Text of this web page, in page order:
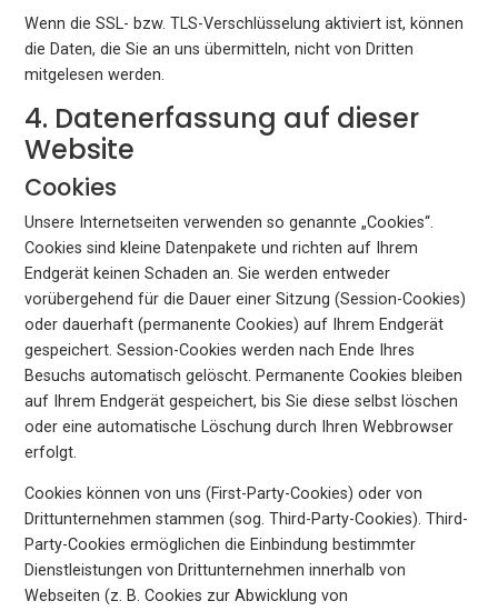
Wenn die SSL- bzw. TLS-Verschlüsselung aktiviert ist, können
die Daten, die Sie an uns übermitteln, nicht von Dritten
mitgelesen werden.
4. Datenerfassung auf dieser
Website
Cookies
Unsere Internetseiten verwenden so genannte „Cookies“.
Cookies sind kleine Datenpakete und richten auf Ihrem
Endgerät keinen Schaden an. Sie werden entweder
vorübergehend für die Dauer einer Sitzung (Session-Cookies)
oder dauerhaft (permanente Cookies) auf Ihrem Endgerät
gespeichert. Session-Cookies werden nach Ende Ihres
Besuchs automatisch gelöscht. Permanente Cookies bleiben
auf Ihrem Endgerät gespeichert, bis Sie diese selbst löschen
oder eine automatische Löschung durch Ihren Webbrowser
erfolgt.
Cookies können von uns (First-Party-Cookies) oder von
Drittunternehmen stammen (sog. Third-Party-Cookies). Third-
Party-Cookies ermöglichen die Einbindung bestimmter
Dienstleistungen von Drittunternehmen innerhalb von
Webseiten (z. B. Cookies zur Abwicklung von